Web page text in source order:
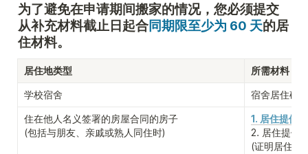
为了避免在申请期间搬家的情况，您必须提交
从补充材料截止日起合同期限至少为 60 天的居
住材料。
居住地类型 所需材料
学校宿舍 宿舍居住确
住在他人名义签署的房屋合同的房子
(包括与朋友、亲戚或熟人同住时)
1. 居住提供
2. 居住提供
(证明居住提